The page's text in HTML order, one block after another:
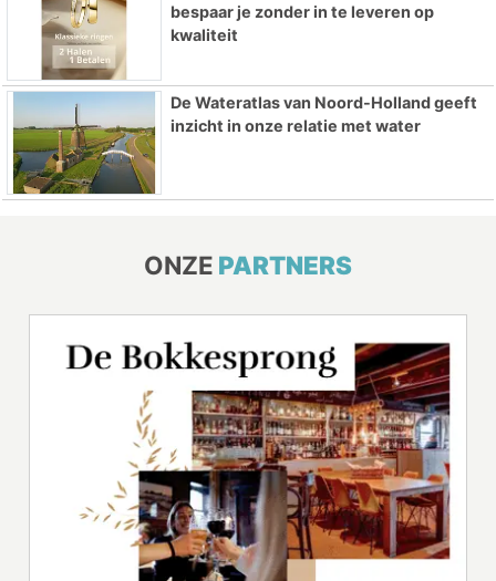
bespaar je zonder in te leveren op
kwaliteit
De Wateratlas van Noord-Holland geeft
inzicht in onze relatie met water
ONZE PARTNERS